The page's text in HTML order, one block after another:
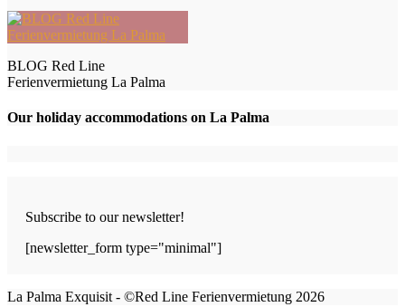
BLOG Red Line
Ferienvermietung La Palma
Our holiday accommodations on La Palma
Subscribe to our newsletter!
[newsletter_form type="minimal"]
La Palma Exquisit - ©Red Line Ferienvermietung 2026